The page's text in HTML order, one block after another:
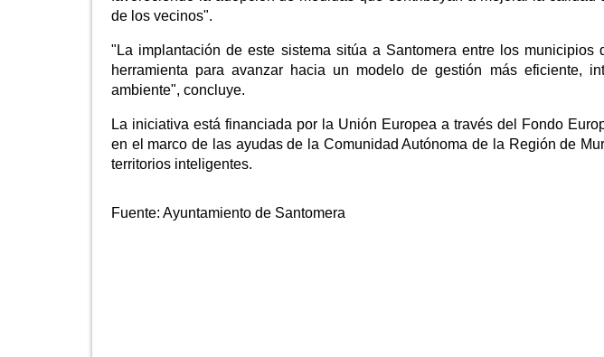
de los vecinos".
"La implantación de este sistema sitúa a Santomera entre los municipios
herramienta para avanzar hacia un modelo de gestión más eficiente,
ambiente", concluye.
La iniciativa está financiada por la Unión Europea a través del Fondo
en el marco de las ayudas de la Comunidad Autónoma de la Región de
territorios inteligentes.
Fuente: Ayuntamiento de Santomera